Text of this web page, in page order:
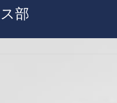
部